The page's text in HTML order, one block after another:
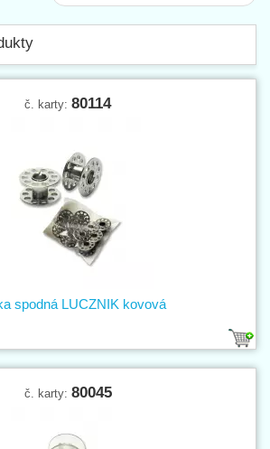
č. karty: 80114
spodná LUCZNIK kovová
č. karty: 80045